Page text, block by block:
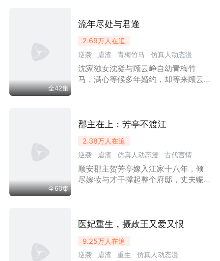
给边关粮草、手握北宸十万玄甲军。
容彻入赘为侧夫，返程肃清叛党，回
宫扫清朝堂障碍，在战神陆惊寒辅佐
下，踏上北宸女帝之路。
全42集
流年尽处与君逢
2.69万人在追
逆袭
虐渣 青梅竹马
仿真人动态漫
古代言情
漫剧 王妃 婚姻 情感流
沈家独女沈凝与顾云峥自幼青梅竹
马，满心等候多年婚约，却等来顾云
十岁未嫁将被官府配婚的规矩，应下
沈凝同日出嫁，两队迎亲队伍擦肩而
过。顾云峥得知真相后大闹沈凝与世
家子谢淮砚的婚礼，拔剑相向......
全60集
郡主在上：芳亭不渡江
2.38万人在追
逆袭
虐渣 仿真人动态漫
古代言情
漫剧
家庭 王妃 婚姻
情感流
女性成长
后悔流
顺安郡主贺芳亭嫁入江家十八年，倾
尽嫁妆与才干撑起整个府邸，丈夫赈
恶语相向。贺芳亭心冷断了对江家的
心灰意冷的贺芳亭与江止修和离，后
与镇北王邵沉锋相识，互为知己，皇
医妃重生，摄政王又爱又恨
9.25万人在追
逆袭
虐渣 重生
仿真人动态漫